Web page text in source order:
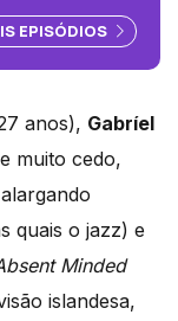
podcast
EPISÓDIOS
anos), Gabríel
muito cedo,
quais o jazz) e
Minded
islandesa,